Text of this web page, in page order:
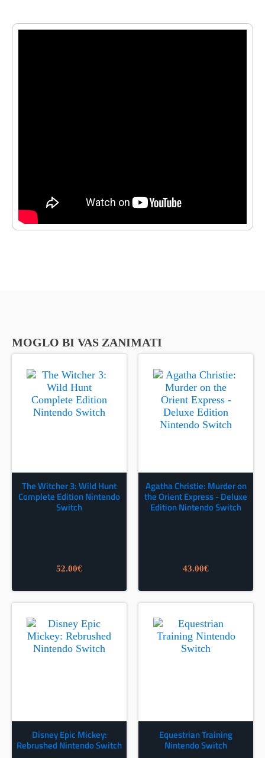
MOGLO BI VAS ZANIMATI
The Witcher 3: Wild Hunt
Complete Edition Nintendo
Switch
52.00€
Agatha Christie: Murder on
the Orient Express - Deluxe
Edition Nintendo Switch
43.00€
Disney Epic Mickey:
Rebrushed Nintendo Switch
Equestrian Training
Nintendo Switch